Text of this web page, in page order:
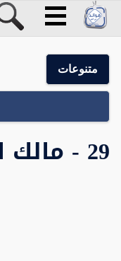
متنوعات
29 - مالك الشعار